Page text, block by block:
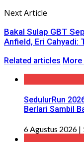
Next Article
Bakal Sulap GBT
Anfield, Eri Cahyadi:
Related articles
SedulurRun
Berlari Sambil
6 Agustus 2026 |